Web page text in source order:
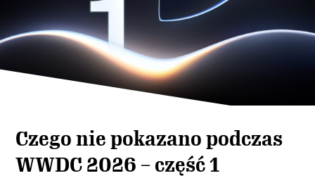
Czego nie pokazano podczas
WWDC 2026 – część 1